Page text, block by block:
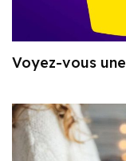
Voyez-vous